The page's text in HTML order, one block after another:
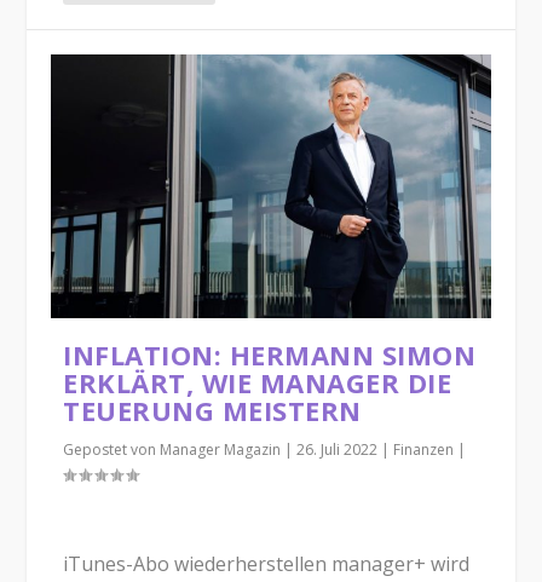
INFLATION: HERMANN SIMON
ERKLÄRT, WIE MANAGER DIE
TEUERUNG MEISTERN
Gepostet von Manager Magazin |26. Juli 2022 | Finanzen |
iTunes-Abo wiederherstellen manager+ wird